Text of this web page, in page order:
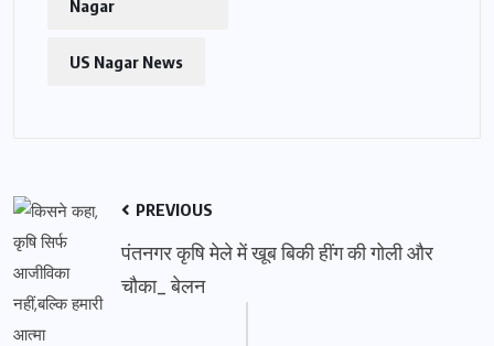
Nagar
US Nagar News
PREVIOUS
पंतनगर कृषि मेले में खूब बिकी हींग की गोली और
चौका_ बेलन